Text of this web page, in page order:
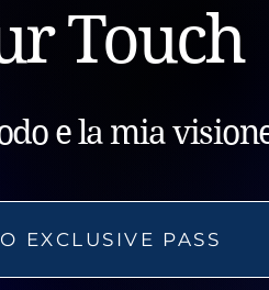
Touch
e la mia
EXCLUSIVE PASS